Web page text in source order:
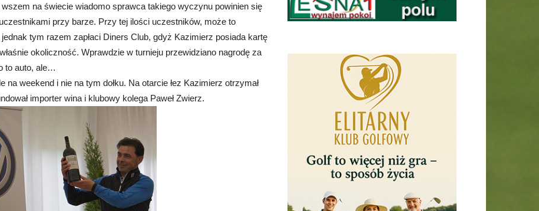
na świecie wiadomo sprawca takiego wyczynu powinien się
przy barze. Przy tej ilości uczestników, może to
tym razem zapłaci Diners Club, gdyż Kazimierz posiada kartę
okoliczność. Wprawdzie w turnieju przewidziano nagrodę za
to auto, ale…
na weekend i nie na tym dołku. Na otarcie łez Kazimierz otrzymał
importer wina i klubowy kolega Paweł Zwierz.